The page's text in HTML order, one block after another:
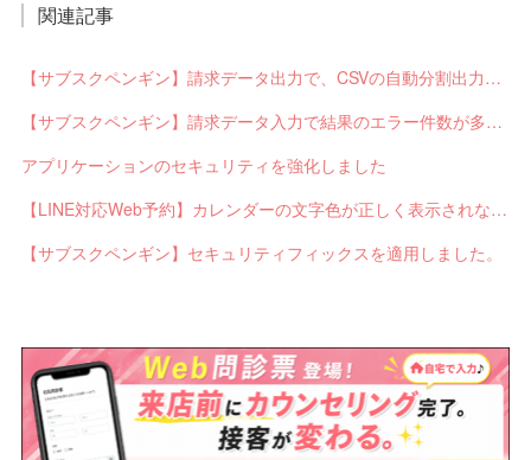
関連記事
【サブスクペンギン】請求データ出力で、CSVの自動分割出力と出力ステータスの確認ができるようになりました。
【サブスクペンギン】請求データ入力で結果のエラー件数が多い場合に応答不能になるバグを修正しました。
アプリケーションのセキュリティを強化しました
【LINE対応Web予約】カレンダーの文字色が正しく表示されないバグを修正しました。
【サブスクペンギン】セキュリティフィックスを適用しました。